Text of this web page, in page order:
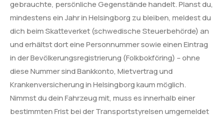
gebrauchte, persönliche Gegenstände handelt. Planst du,
mindestens ein Jahr in Helsingborg zu bleiben, meldest du
dich beim Skatteverket (schwedische Steuerbehörde) an
und erhältst dort eine Personnummer sowie einen Eintrag
in der Bevölkerungsregistrierung (Folkbokföring) – ohne
diese Nummer sind Bankkonto, Mietvertrag und
Krankenversicherung in Helsingborg kaum möglich.
Nimmst du dein Fahrzeug mit, muss es innerhalb einer
bestimmten Frist bei der Transportstyrelsen umgemeldet